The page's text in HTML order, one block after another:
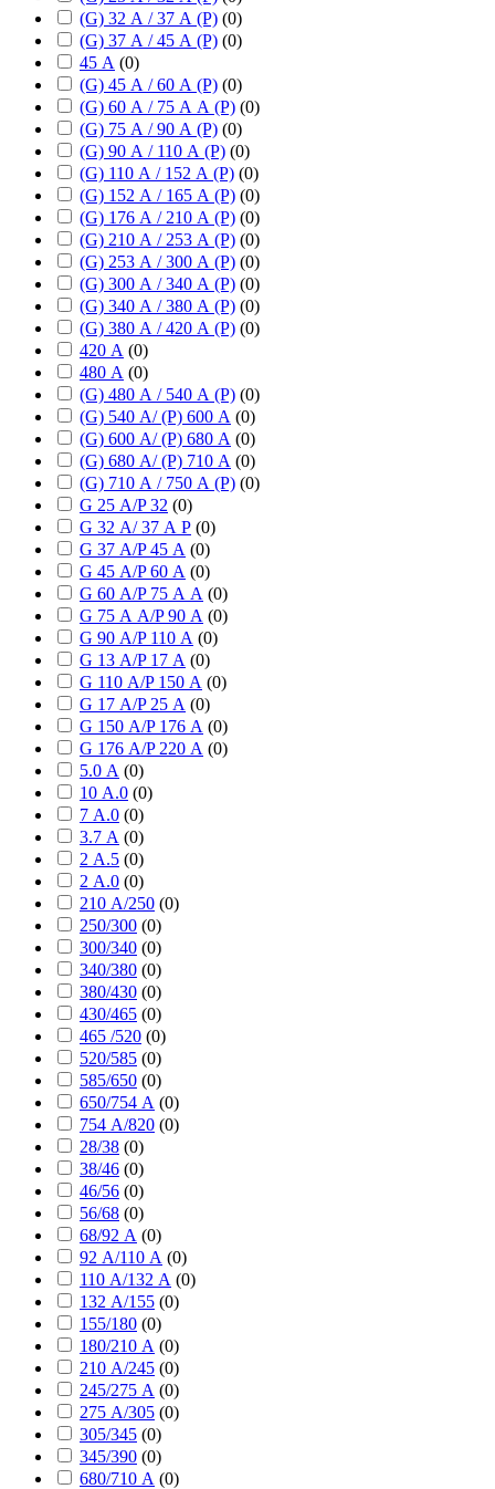
(G) 32 А / 37 А (P) (0)
(G) 37 А / 45 А (P) (0)
45 А (0)
(G) 45 А / 60 А (P) (0)
(G) 60 А / 75 А А (P) (0)
(G) 75 А / 90 А (P) (0)
(G) 90 А / 110 А (P) (0)
(G) 110 А / 152 А (P) (0)
(G) 152 А / 165 А (P) (0)
(G) 176 А / 210 А (P) (0)
(G) 210 А / 253 А (P) (0)
(G) 253 А / 300 А (P) (0)
(G) 300 А / 340 А (P) (0)
(G) 340 А / 380 А (P) (0)
(G) 380 А / 420 А (P) (0)
420 А (0)
480 А (0)
(G) 480 А / 540 А (P) (0)
(G) 540 А/ (P) 600 А (0)
(G) 600 А/ (P) 680 А (0)
(G) 680 А/ (P) 710 А (0)
(G) 710 А / 750 А (P) (0)
G 25 А/P 32 (0)
G 32 А/ 37 А P (0)
G 37 А/P 45 А (0)
G 45 А/P 60 А (0)
G 60 А/P 75 А А (0)
G 75 А А/P 90 А (0)
G 90 А/P 110 А (0)
G 13 А/P 17 А (0)
G 110 А/P 150 А (0)
G 17 А/P 25 А (0)
G 150 А/P 176 А (0)
G 176 А/P 220 А (0)
5.0 А (0)
10 А.0 (0)
7 А.0 (0)
3.7 А (0)
2 А.5 (0)
2 А.0 (0)
210 А/250 (0)
250/300 (0)
300/340 (0)
340/380 (0)
380/430 (0)
430/465 (0)
465 /520 (0)
520/585 (0)
585/650 (0)
650/754 А (0)
754 А/820 (0)
28/38 (0)
38/46 (0)
46/56 (0)
56/68 (0)
68/92 А (0)
92 А/110 А (0)
110 А/132 А (0)
132 А/155 (0)
155/180 (0)
180/210 А (0)
210 А/245 (0)
245/275 А (0)
275 А/305 (0)
305/345 (0)
345/390 (0)
680/710 А (0)